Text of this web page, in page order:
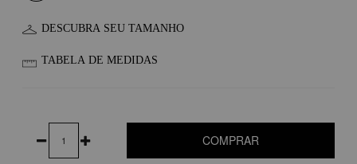
DESCUBRA SEU TAMANHO
TABELA DE MEDIDAS
COMPRAR